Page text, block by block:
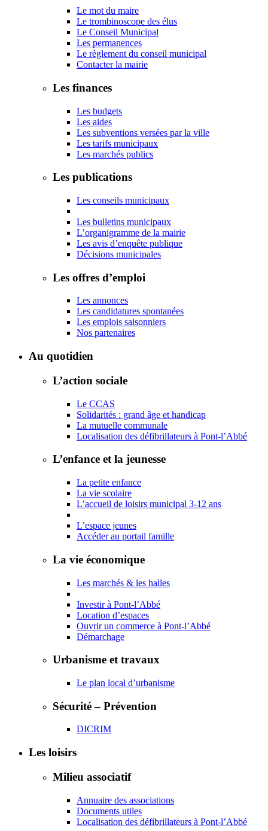
Le mot du maire
Le trombinoscope des élus
Le Conseil Municipal
Les permanences
Le règlement du conseil municipal
Contacter la mairie
Les finances
Les budgets
Les aides
Les subventions versées par la ville
Les tarifs municipaux
Les marchés publics
Les publications
Les conseils municipaux
Les bulletins municipaux
L’organigramme de la mairie
Les avis d’enquête publique
Décisions municipales
Les offres d’emploi
Les annonces
Les candidatures spontanées
Les emplois saisonniers
Nos partenaires
Au quotidien
L’action sociale
Le CCAS
Solidarités : grand âge et handicap
La mutuelle communale
Localisation des défibrillateurs à Pont-l’Abbé
L’enfance et la jeunesse
La petite enfance
La vie scolaire
L’accueil de loisirs municipal 3-12 ans
L’espace jeunes
Accéder au portail famille
La vie économique
Les marchés & les halles
Investir à Pont-l’Abbé
Location d’espaces
Ouvrir un commerce à Pont-l’Abbé
Démarchage
Urbanisme et travaux
Le plan local d’urbanisme
Sécurité – Prévention
DICRIM
Les loisirs
Milieu associatif
Annuaire des associations
Documents utiles
Localisation des défibrillateurs à Pont-l’Abbé